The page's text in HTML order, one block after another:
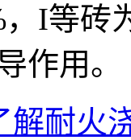
I等砖
作用。
解耐火